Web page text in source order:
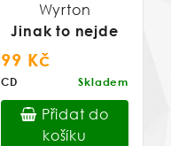
Wyrton
Jinak to nejde
99 Kč
CD Skladem
Přidat do
košíku